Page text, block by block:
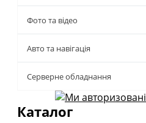
Фото та відео
Авто та навігація
Серверне обладнання
Каталог